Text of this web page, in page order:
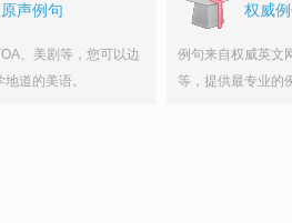
原声例句
、美剧等，您可以边
道的美语。
权威
例句来自权威英文
等，提供最专业的